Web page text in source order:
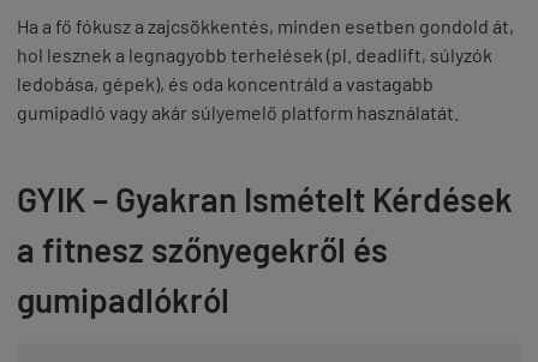
Ha a fő fókusz a zajcsökkentés, minden esetben gondold át,
hol lesznek a legnagyobb terhelések (pl. deadlift, súlyzók
ledobása, gépek), és oda koncentráld a vastagabb
gumipadló vagy akár súlyemelő platform használatát.
GYIK – Gyakran Ismételt Kérdések
a fitnesz szőnyegekről és
gumipadlókról